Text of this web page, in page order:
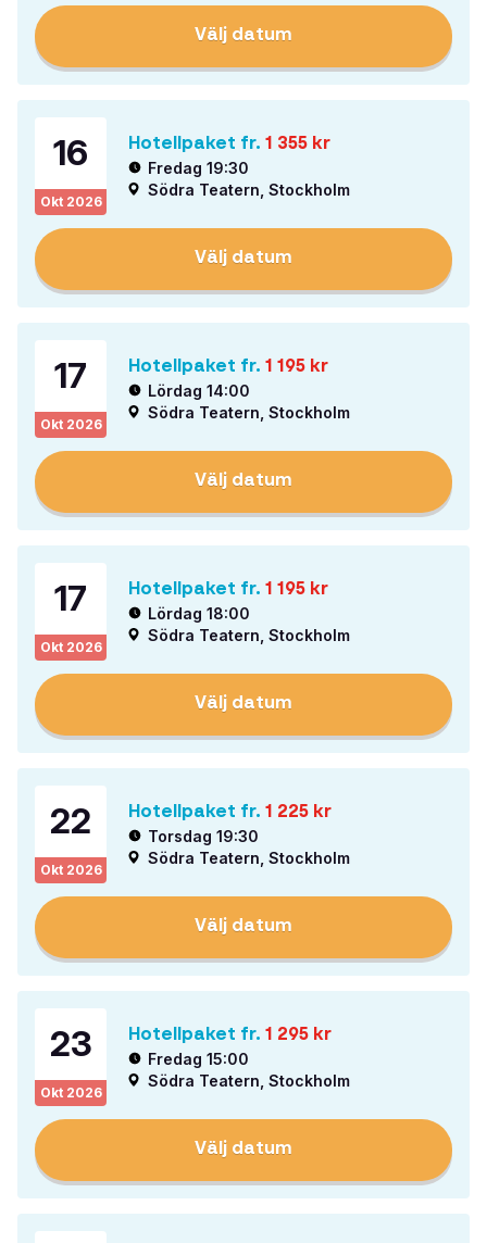
Välj datum
16
Okt 2026
Hotellpaket fr. 1 355 kr
Fredag 19:30
Södra Teatern, Stockholm
Välj datum
17
Okt 2026
Hotellpaket fr. 1 195 kr
Lördag 14:00
Södra Teatern, Stockholm
Välj datum
17
Okt 2026
Hotellpaket fr. 1 195 kr
Lördag 18:00
Södra Teatern, Stockholm
Välj datum
22
Okt 2026
Hotellpaket fr. 1 225 kr
Torsdag 19:30
Södra Teatern, Stockholm
Välj datum
23
Okt 2026
Hotellpaket fr. 1 295 kr
Fredag 15:00
Södra Teatern, Stockholm
Välj datum